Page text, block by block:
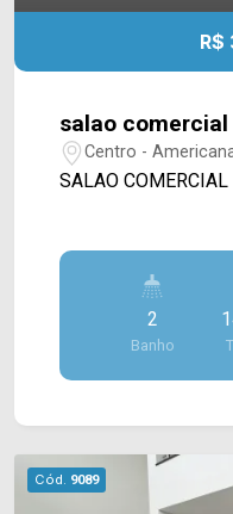
R$
salao comercial
Centro -
SALAO COMERCIAL
2
Banho
Cód. 9089